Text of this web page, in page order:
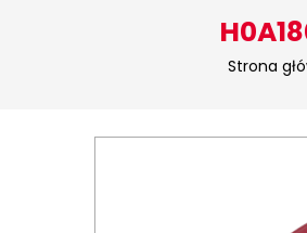
Strona